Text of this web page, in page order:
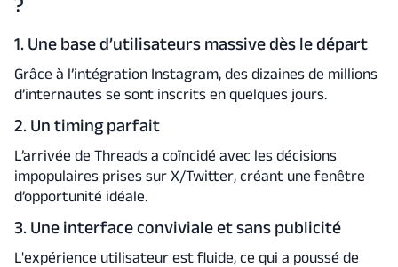
1. Une base d’utilisateurs massive dès le départ
Grâce à l’intégration Instagram, des dizaines de millions
d’internautes se sont inscrits en quelques jours.
2. Un timing parfait
L’arrivée de Threads a coïncidé avec les décisions
impopulaires prises sur X/Twitter, créant une fenêtre
d’opportunité idéale.
3. Une interface conviviale et sans publicité
L'expérience utilisateur est fluide, ce qui a poussé de